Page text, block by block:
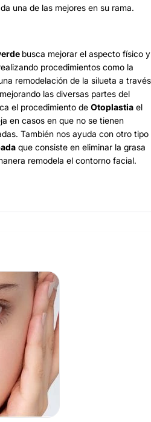
una de las mejores en su rama.
busca mejorar el aspecto físico y
procedimientos como la
remodelación de la silueta a través
las diversas partes del
el procedimiento de Otoplastia el
en casos en que no se tienen
También nos ayuda con otro tipo
que consiste en eliminar la grasa
remodela el contorno facial.
y que aumente su autoestima.
Valverde
en la Delegación Gustavo A.